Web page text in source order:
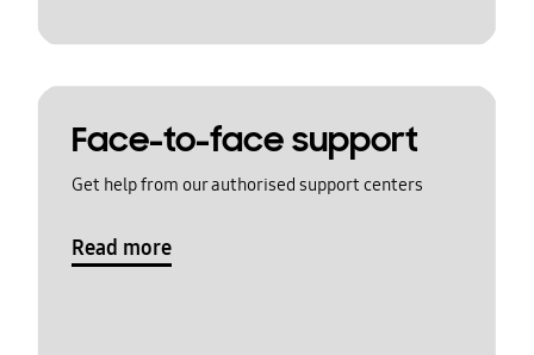
Face-to-face support
Get help from our authorised support centers
Read more